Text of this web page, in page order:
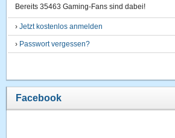
Bereits 35463 Gaming-Fans sind dabei!
›Jetzt kostenlos anmelden
› Passwort vergessen?
Facebook